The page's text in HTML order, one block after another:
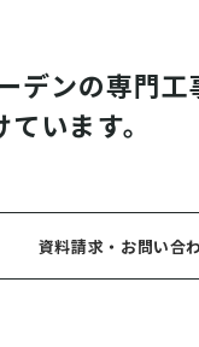
デンの専門工
います。
資料請求・お問い合